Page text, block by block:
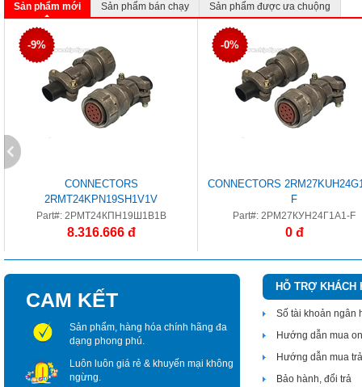
Sản phẩm mới Sản phẩm bán chạy Sản phẩm được ưa chuộng
-9%
CONNECTORS
2RMT24KPN19SH1V1V
Part#: 2РМТ24КПН19Ш1В1В
8.316.666 đ
-0%
CONNECTORS
F
Part#: 2РМ27КУН24Г1А1-F
0 đ
CAM KẾT
Sản phẩm, hàng hóa chính hãng đa
dạng phong phú.
Luôn luôn giá rẻ & khuyến mại không
ngừng.
HỖ TRỢ KHÁCH
Số tài khoản ngân
Hướng dẫn mua
Hướng dẫn mua
Bảo hành, đổi trả